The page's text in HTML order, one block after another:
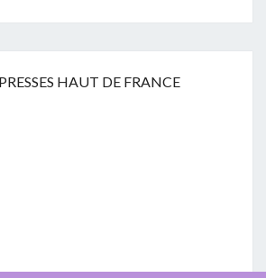
HAUT DE FRANCE